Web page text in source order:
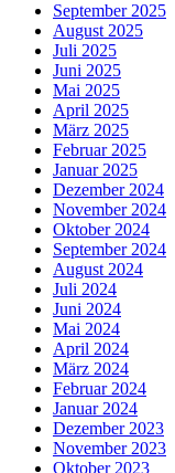
September 2025
August 2025
Juli 2025
Juni 2025
Mai 2025
April 2025
März 2025
Februar 2025
Januar 2025
Dezember 2024
November 2024
Oktober 2024
September 2024
August 2024
Juli 2024
Juni 2024
Mai 2024
April 2024
März 2024
Februar 2024
Januar 2024
Dezember 2023
November 2023
Oktober 2023